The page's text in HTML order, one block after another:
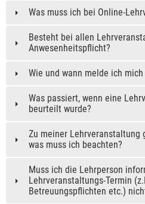
Was muss ich bei Online-
Besteht bei allen
Anwesenheitspflicht?
Wie und wann melde ich
Was passiert, wenn eine
beurteilt wurde?
Zu meiner Lehrveranstaltung
was muss ich beachten?
Muss ich die Lehrperson
Lehrveranstaltungs-Termin
Betreuungspflichten etc.)